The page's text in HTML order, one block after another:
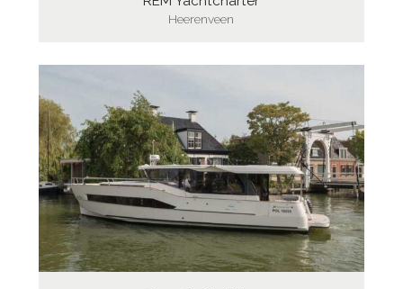
Heerenveen